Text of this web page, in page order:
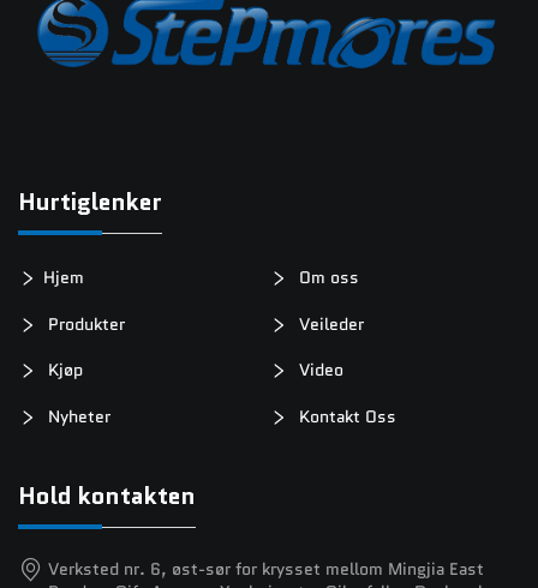
Hurtiglenker
Hjem
Om oss
Produkter
Veileder
Kjøp
Video
Nyheter
Kontakt Oss
Hold kontakten
Verksted nr. 6, øst-sør for krysset mellom Mingjia East